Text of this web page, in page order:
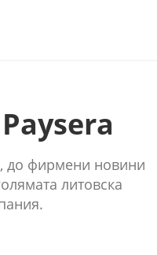
до фирмени новини
литовска